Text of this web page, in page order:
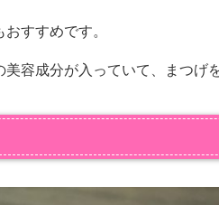
すすめです。
容成分が入っていて、まつげ